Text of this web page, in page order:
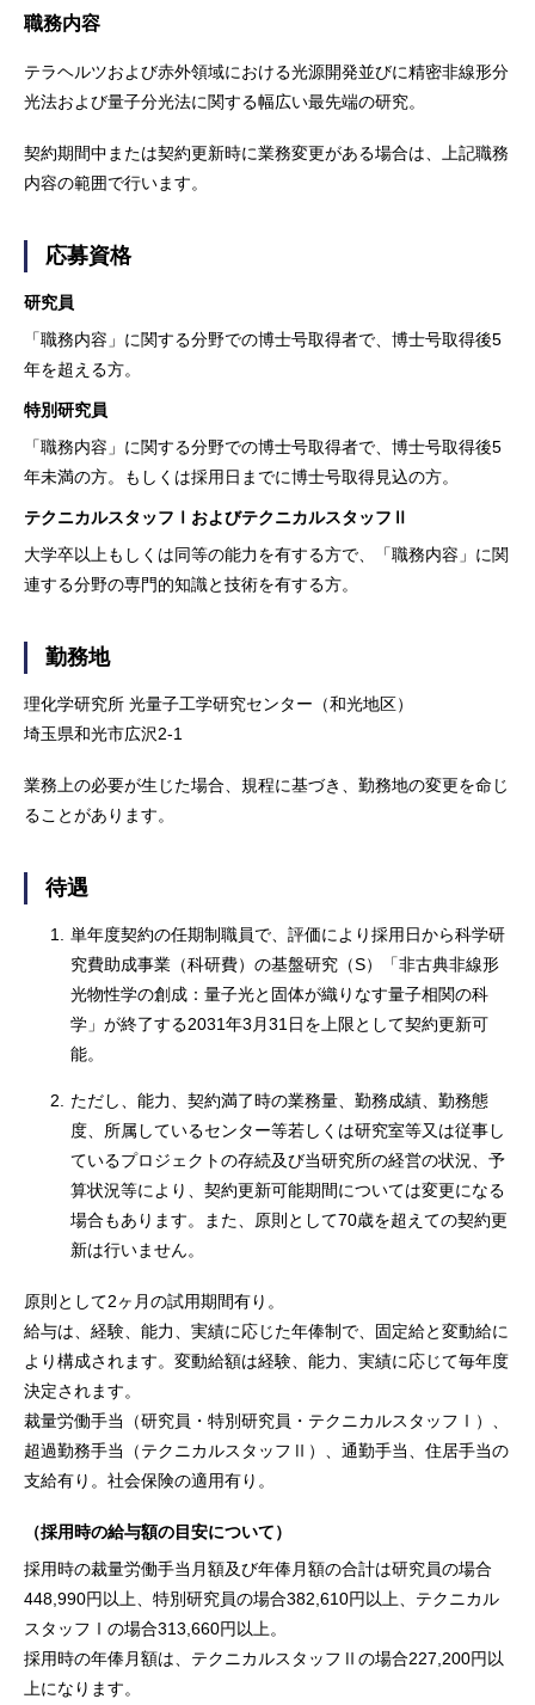
職務内容
テラヘルツおよび赤外領域における光源開発並びに精密非線形分
光法および量子分光法に関する幅広い最先端の研究。
契約期間中または契約更新時に業務変更がある場合は、上記職務
内容の範囲で行います。
応募資格
研究員
「職務内容」に関する分野での博士号取得者で、博士号取得後5
年を超える方。
特別研究員
「職務内容」に関する分野での博士号取得者で、博士号取得後5
年未満の方。もしくは採用日までに博士号取得見込の方。
テクニカルスタッフⅠおよびテクニカルスタッフⅡ
大学卒以上もしくは同等の能力を有する方で、「職務内容」に関
連する分野の専門的知識と技術を有する方。
勤務地
理化学研究所 光量子工学研究センター（和光地区）
埼玉県和光市広沢2-1
業務上の必要が生じた場合、規程に基づき、勤務地の変更を命じ
ることがあります。
待遇
1.
単年度契約の任期制職員で、評価により採用日から科学研
究費助成事業（科研費）の基盤研究（S）「非古典非線形
光物性学の創成：量子光と固体が織りなす量子相関の科
学」が終了する2031年3月31日を上限として契約更新可
能。
2.
ただし、能力、契約満了時の業務量、勤務成績、勤務態
度、所属しているセンター等若しくは研究室等又は従事し
ているプロジェクトの存続及び当研究所の経営の状況、予
算状況等により、契約更新可能期間については変更になる
場合もあります。また、原則として70歳を超えての契約更
新は行いません。
原則として2ヶ月の試用期間有り。
給与は、経験、能力、実績に応じた年俸制で、固定給と変動給に
より構成されます。変動給額は経験、能力、実績に応じて毎年度
決定されます。
裁量労働手当（研究員・特別研究員・テクニカルスタッフⅠ）、
超過勤務手当（テクニカルスタッフⅡ）、通勤手当、住居手当の
支給有り。社会保険の適用有り。
（採用時の給与額の目安について）
採用時の裁量労働手当月額及び年俸月額の合計は研究員の場合
448,990円以上、特別研究員の場合382,610円以上、テクニカル
スタッフⅠの場合313,660円以上。
採用時の年俸月額は、テクニカルスタッフⅡの場合227,200円以
上になります。